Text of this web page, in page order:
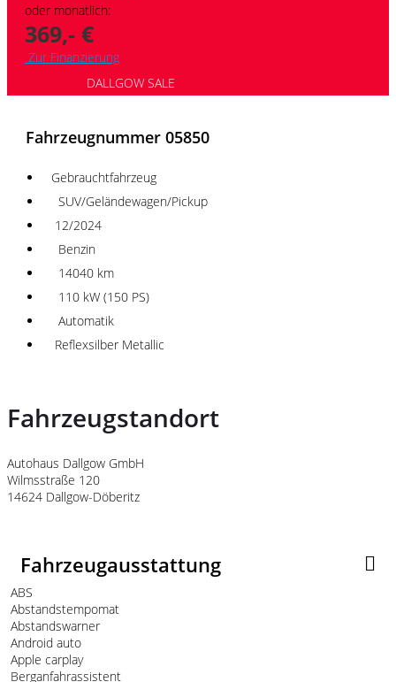
oder monatlich:
369,- €
Zur Finanzierung
DALLGOW SALE
Fahrzeugnummer 05850
Gebrauchtfahrzeug
SUV/Geländewagen/Pickup
12/2024
Benzin
14040 km
110 kW (150 PS)
Automatik
Reflexsilber Metallic
Fahrzeugstandort
Autohaus Dallgow GmbH
Wilmsstraße 120
14624 Dallgow-Döberitz
Fahrzeugausstattung
ABS
Abstandstempomat
Abstandswarner
Android auto
Apple carplay
Berganfahrassistent